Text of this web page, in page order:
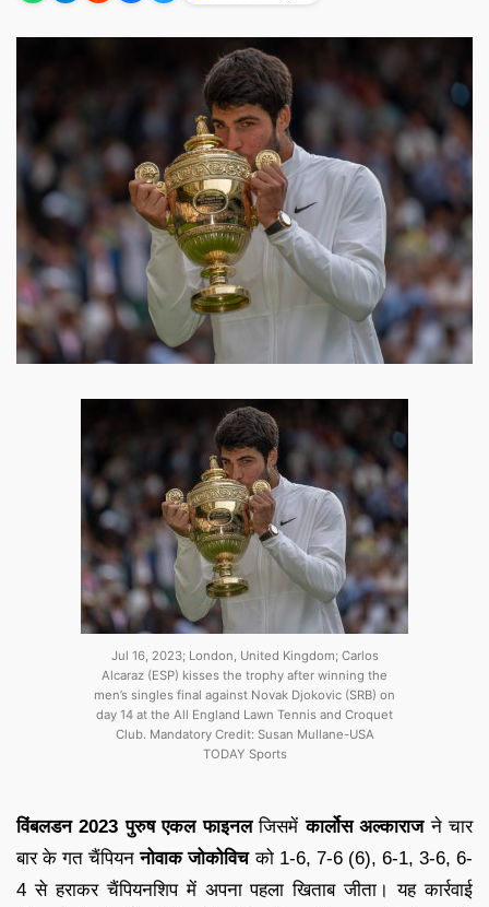
Jul 16, 2023; London, United Kingdom; Carlos
Alcaraz (ESP) kisses the trophy after winning the
men’s singles final against Novak Djokovic (SRB) on
day 14 at the All England Lawn Tennis and Croquet
Club. Mandatory Credit: Susan Mullane-USA
TODAY Sports
विंबलडन 2023 पुरुष एकल फाइनलजिसमेंकार्लोस अल्काराजने चार
बार के गत चैंपियननोवाक जोकोविचको 1-6, 7-6 (6), 6-1, 3-6, 6-
4 से हराकर चैंपियनशिप में अपना पहला खिताब जीता। यह कार्रवाई